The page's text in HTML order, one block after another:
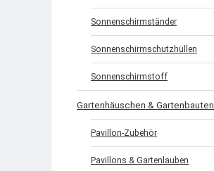
Sonnenschirmständer
Sonnenschirmschutzhüllen
Sonnenschirmstoff
Gartenhäuschen & Gartenbauten
Pavillon-Zubehör
Pavillons & Gartenlauben